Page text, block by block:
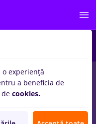
Student
experiență
a beneficia de
de cookies.